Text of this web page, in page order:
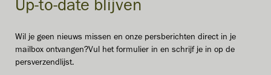
Up-to-date blijven
Wil je geen nieuws missen en onze persberichten direct in je
mailbox ontvangen?Vul het formulier in en schrijf je in op de
persverzendlijst.